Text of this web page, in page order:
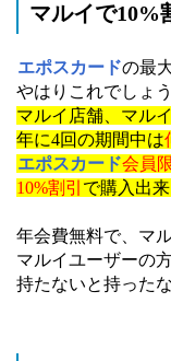
マルイで10%
エポスカードの最
やはりこれでしょう
マルイ店舗、マル
年に4回の期間中は
エポスカード会員
10%割引 で購入出来
年会費無料で、マ
マルイユーザーの方
持たないと持った